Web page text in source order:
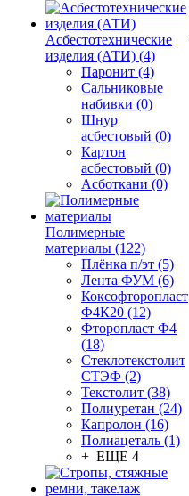
Асбестотехнические
изделия (АТИ) (4)
Паронит (4)
Сальниковые
набивки (0)
Шнур
асбестовый (0)
Картон
асбестовый (0)
Асботкани (0)
Полимерные
материалы (122)
Плёнка п/эт (5)
Лента ФУМ (6)
Коксофторопласт
Ф4К20 (12)
Фторопласт Ф4
(18)
Стеклотекстолит
СТЭФ (2)
Текстолит (38)
Полиуретан (24)
Капролон (16)
Полиацеталь (1)
+ ЕЩЕ 4